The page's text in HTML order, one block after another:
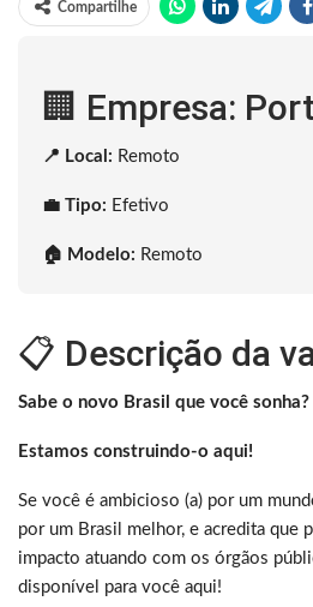
Compartilhe
🏢 Empresa:
📍 Local: Remoto
💼 Tipo: Efetivo
🏠 Modelo: Remoto
📋 Descrição da
Sabe o novo Brasil que você sonha?
Estamos construindo-o aqui!
Se você é ambicioso (a) por um
por um Brasil melhor, e acredita que
impacto atuando com os órgãos
disponível para você aqui!